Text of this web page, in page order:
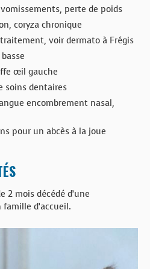
perte de poids
coryza chronique
voir dermato à Frégis
œil gauche
soins dentaires
encombrement nasal,
pour un abcès à la joue
2 mois décédé d’une
d’accueil.